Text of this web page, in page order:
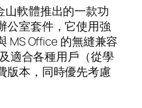
山軟體推出的一款功
公室套件，它使用強
MS Office 的無縫兼容
適合各種用戶（從學
版本，同時優先考慮